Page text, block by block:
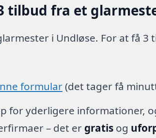
tilbud fra et
i Undløse. For at få 3
formular(det tager få
for yderligere informationer,
– det er gratisog